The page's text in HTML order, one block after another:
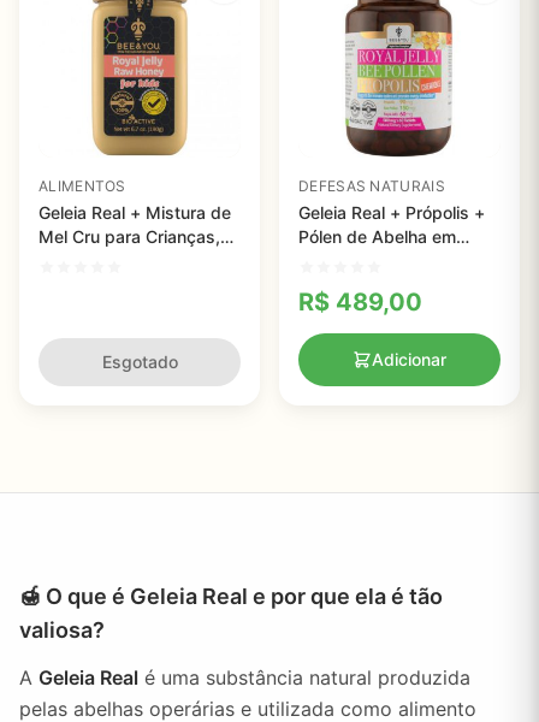
ALIMENTOS
Geleia Real + Mistura de
Mel Cru para Crianças,
Esgotado
DEFESAS NATURAIS
Geleia Real + Própolis +
Pólen de Abelha em
Comprimidos
R$ 489,00
Adicionar
🍯 O que é Geleia Real e por que ela é tão
valiosa?
A Geleia Real é uma substância natural produzida
pelas abelhas operárias e utilizada como alimento